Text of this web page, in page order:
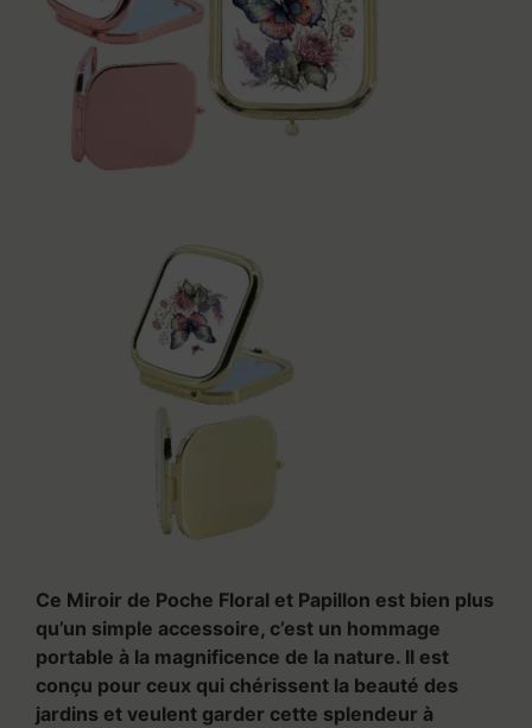
Ce Miroir de Poche Floral et Papillon est bien plus
qu’un simple accessoire, c’est un hommage
portable à la magnificence de la nature. Il est
conçu pour ceux qui chérissent la beauté des
jardins et veulent garder cette splendeur à